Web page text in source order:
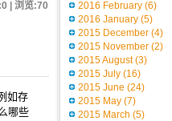
| 浏览:70
如存
哪些
2016 February (6)
2016 January (5)
2015 December (4)
2015 November (2)
2015 August(3)
2015 July (16)
2015 June (24)
2015 May (7)
2015 March (5)